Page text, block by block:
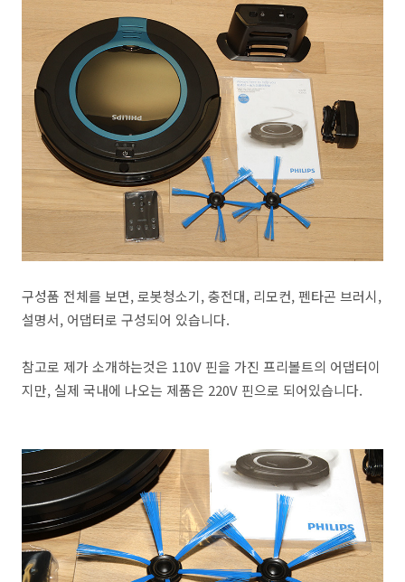
구성품 전체를 보면, 로봇청소기, 충전대, 리모컨, 펜타곤 브러시,
설명서, 어댑터로 구성되어 있습니다.
참고로 제가 소개하는것은 110V 핀을 가진 프리볼트의 어댑터이
지만, 실제 국내에 나오는 제품은 220V 핀으로 되어있습니다.